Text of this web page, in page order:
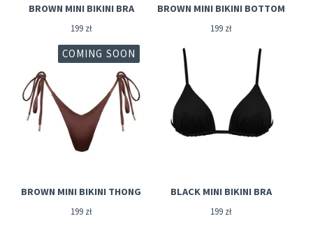
BROWN MINI BIKINI BRA
199 zł
BROWN MINI BIKINI BOTTOM
199 zł
COMING SOON
BROWN MINI BIKINI THONG
199 zł
BLACK MINI BIKINI BRA
199 zł